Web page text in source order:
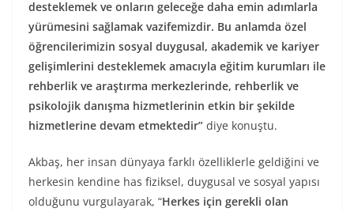
desteklemek ve onların geleceğe daha emin adımlarla
yürümesini sağlamak vazifemizdir. Bu anlamda özel
öğrencilerimizin sosyal duygusal, akademik ve kariyer
gelişimlerini desteklemek amacıyla eğitim kurumları ile
rehberlik ve araştırma merkezlerinde, rehberlik ve
psikolojik danışma hizmetlerinin etkin bir şekilde
hizmetlerine devam etmektedir” diye konuştu.
Akbaş, her insan dünyaya farklı özelliklerle geldiğini ve
herkesin kendine has fiziksel, duygusal ve sosyal yapısı
olduğunu vurgulayarak, “Herkes için gerekli olan